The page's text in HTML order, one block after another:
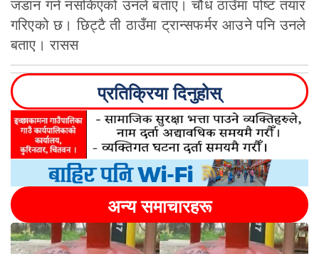
जडान गर्न नसकिएको उनले बताए। चौध ठाउँमा पोष्ट तयार
गरिएको छ। छिट्टै ती ठाउँमा ट्रान्सफर्मर आउने पनि उनले
बताए। रासस
प्रतिक्रिया दिनुहोस्
अन्य समाचारहरू